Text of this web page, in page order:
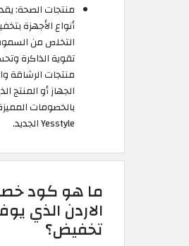
أنواع الأجهزة
التخلص من
تقوية الذاكرة
منتجات الرشاقة
الجهاز أو المنتج
بالخصومات
Yesstyle الجديد.
ما هو كود
الاردن الذي
تخفيض؟